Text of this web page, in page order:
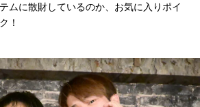
ムに散財しているのか、お気に入りポイ
！